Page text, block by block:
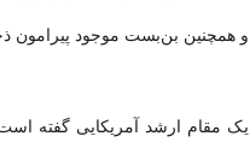
و همچنین بن‌بست موجود پیرامون
یک مقام ارشد آمریکایی گفته